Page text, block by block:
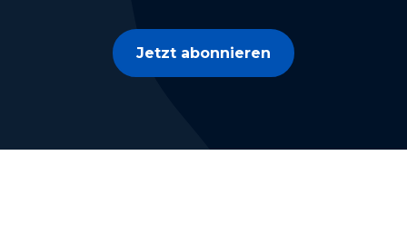
Jetzt abonnieren